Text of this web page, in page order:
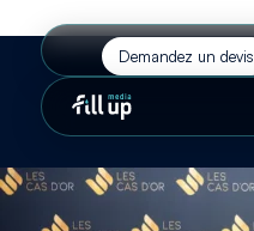
Demandez un devis